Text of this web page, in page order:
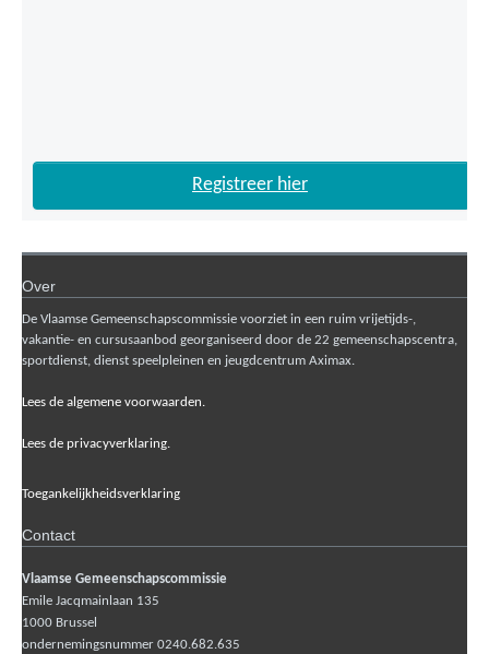
Registreer hier
Over
De Vlaamse Gemeenschapscommissie voorziet in een ruim vrijetijds-,
vakantie- en cursusaanbod georganiseerd door de 22 gemeenschapscentra,
sportdienst, dienst speelpleinen en jeugdcentrum Aximax.
Lees de algemene voorwaarden.
Lees de privacyverklaring.
Toegankelijkheidsverklaring
Contact
Vlaamse Gemeenschapscommissie
Emile Jacqmainlaan 135
1000 Brussel
ondernemingsnummer 0240.682.635